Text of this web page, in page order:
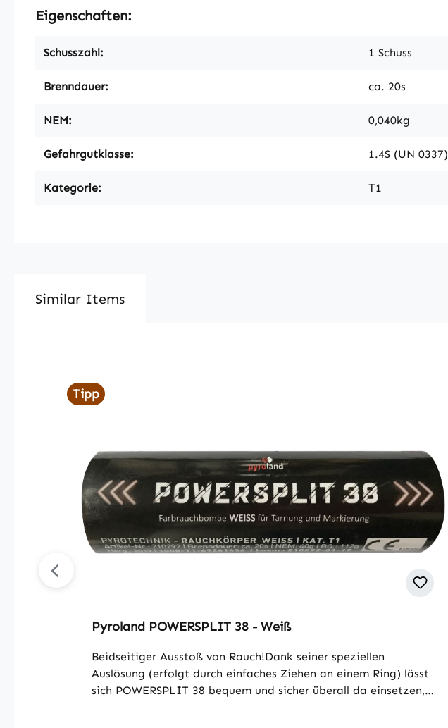
Eigenschaften:
Schusszahl: 1 Schuss
Brenndauer: ca. 20s
NEM: 0,040kg
Gefahrgutklasse: 1.4S (UN 0337)
Kategorie: T1
Similar Items
Tipp
Pyroland POWERSPLIT 38 - Weiß
Beidseitiger Ausstoß von Rauch!Dank seiner speziellen
Auslösung (erfolgt durch einfaches Ziehen an einem Ring) lässt
sich POWERSPLIT 38 bequem und sicher überall da einsetzen,